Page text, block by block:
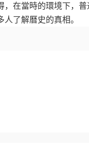
，在當時的環境下，普
了解曆史的真相。